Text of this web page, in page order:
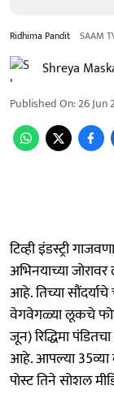
Ridhima Pandit SAAM
Shreya
Published On:26 Jun
टिव्ही इंडस्ट्री
अभिनयाच्या
आहे. तिच्या
वेगवेगळ्या लूकचे
जून) रिद्धिमा
आहे. आपल्या 35व्या
पोस्ट तिने सोशल